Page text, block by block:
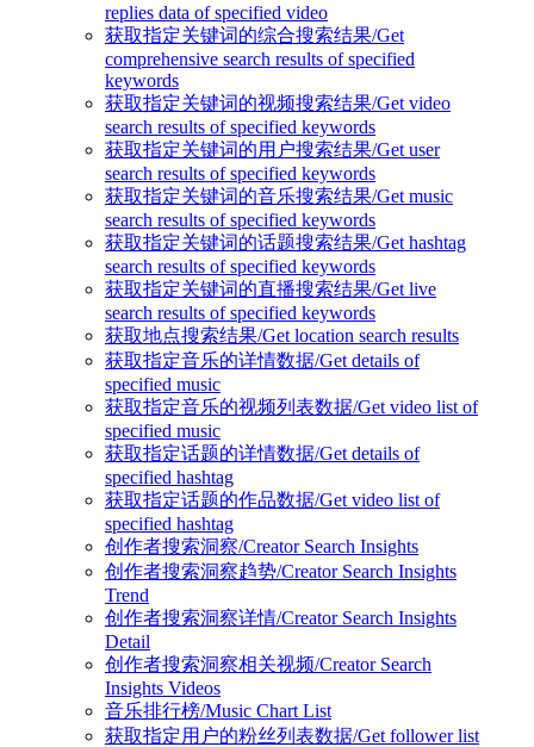
replies data of specified video
获取指定关键词的综合搜索结果/Get
comprehensive search results of specified
keywords
获取指定关键词的视频搜索结果/Get video
search results of specified keywords
获取指定关键词的用户搜索结果/Get user
search results of specified keywords
获取指定关键词的音乐搜索结果/Get music
search results of specified keywords
获取指定关键词的话题搜索结果/Get hashtag
search results of specified keywords
获取指定关键词的直播搜索结果/Get live
search results of specified keywords
获取地点搜索结果/Get location search results
获取指定音乐的详情数据/Get details of
specified music
获取指定音乐的视频列表数据/Get video list of
specified music
获取指定话题的详情数据/Get details of
specified hashtag
获取指定话题的作品数据/Get video list of
specified hashtag
创作者搜索洞察/Creator Search Insights
创作者搜索洞察趋势/Creator Search Insights
Trend
创作者搜索洞察详情/Creator Search Insights
Detail
创作者搜索洞察相关视频/Creator Search
Insights Videos
音乐排行榜/Music Chart List
获取指定用户的粉丝列表数据/Get follower list